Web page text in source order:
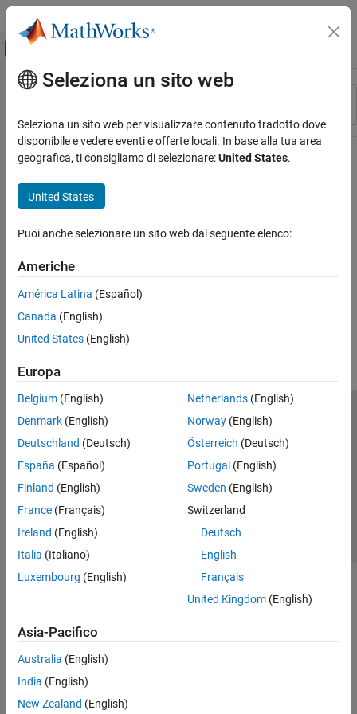
Vai al contenuto
Attiva/disattiva menu di navigazione
Risorsa
Stato
Contenuto principale
Seleziona un sito web
Seleziona un sito web per visualizzare contenuto tradotto dove
disponibile e vedere eventi e offerte locali. In base alla tua area
geografica, ti consigliamo di selezionare:United States.
United States
Puoi anche selezionare un sito web dal seguente elenco:
Americhe
América Latina (Español)
Canada (English)
United States (English)
Europa
Belgium (English)
Denmark (English)
Deutschland (Deutsch)
España (Español)
Finland (English)
France (Français)
Ireland (English)
Italia (Italiano)
Luxembourg (English)
Netherlands(English)
Norway(English)
Österreich (Deutsch)
Portugal (English)
Sweden (English)
Switzerland
Deutsch
English
Français
United Kingdom(English)
Asia-Pacifico
Australia (English)
India (English)
New Zealand (English)
Centro di fiducia
Informativa sulla privacy
Antipirateria
Stato dell'applicazione
Contatti
© 1994-2026 The MathWorks, Inc.